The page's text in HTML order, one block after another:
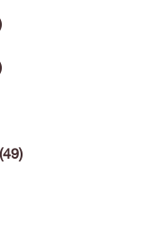
(49)